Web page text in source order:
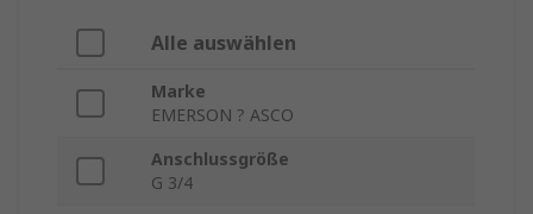
Alle auswählen
Marke
EMERSON ? ASCO
Anschlussgröße
G 3/4